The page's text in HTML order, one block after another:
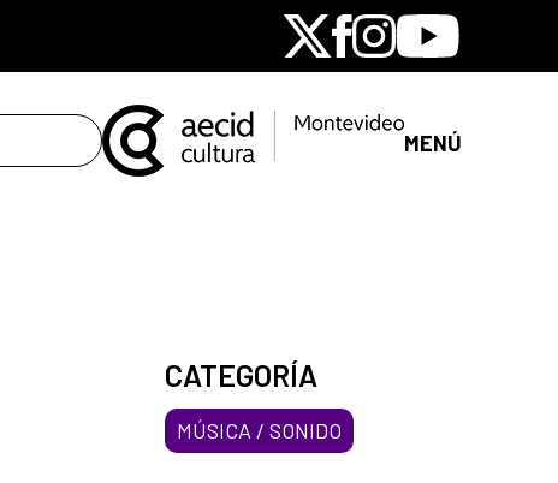
X Facebook
Instagram
Youtube
MENÚ
CATEGORÍA
MÚSICA / SONIDO